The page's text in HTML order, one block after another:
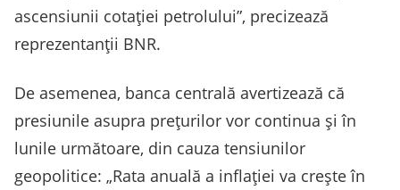
ascensiunii cotației petrolului”, precizează
reprezentanții BNR.
De asemenea, banca centrală avertizează că
presiunile asupra prețurilor vor continua și în
lunile următoare, din cauza tensiunilor
geopolitice: „Rata anuală a inflației va crește în